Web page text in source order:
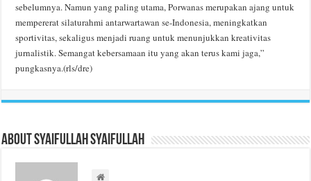
sebelumnya. Namun yang paling utama, Porwanas merupakan ajang untuk
mempererat silaturahmi antarwartawan se-Indonesia, meningkatkan
sportivitas, sekaligus menjadi ruang untuk menunjukkan kreativitas
jurnalistik. Semangat kebersamaan itu yang akan terus kami jaga,”
pungkasnya.(rls/dre)
About Syaifullah Syaifullah